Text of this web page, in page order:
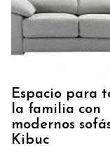
Espacio para
la familia con
modernos
Kibuc